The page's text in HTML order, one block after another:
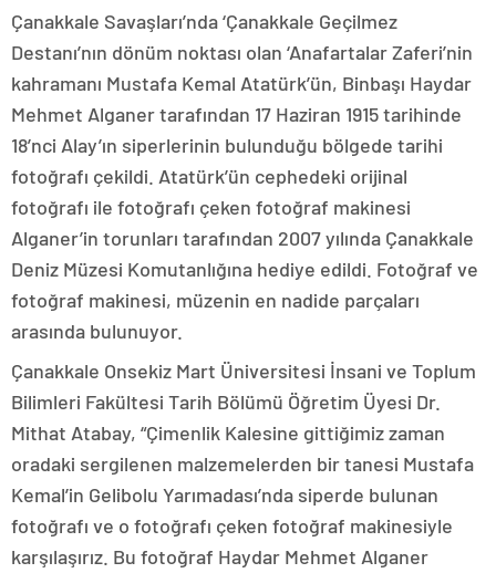
Çanakkale Savaşları’nda ‘Çanakkale Geçilmez
Destanı’nın dönüm noktası olan ‘Anafartalar Zaferi’nin
kahramanı Mustafa Kemal Atatürk’ün, Binbaşı Haydar
Mehmet Alganer tarafından 17 Haziran 1915 tarihinde
18’nci Alay’ın siperlerinin bulunduğu bölgede tarihi
fotoğrafı çekildi. Atatürk’ün cephedeki orijinal
fotoğrafı ile fotoğrafı çeken fotoğraf makinesi
Alganer’in torunları tarafından 2007 yılında Çanakkale
Deniz Müzesi Komutanlığına hediye edildi. Fotoğraf ve
fotoğraf makinesi, müzenin en nadide parçaları
arasında bulunuyor.
Çanakkale Onsekiz Mart Üniversitesi İnsani ve Toplum
Bilimleri Fakültesi Tarih Bölümü Öğretim Üyesi Dr.
Mithat Atabay, “Çimenlik Kalesine gittiğimiz zaman
oradaki sergilenen malzemelerden bir tanesi Mustafa
Kemal’in Gelibolu Yarımadası’nda siperde bulunan
fotoğrafı ve o fotoğrafı çeken fotoğraf makinesiyle
karşılaşırız. Bu fotoğraf Haydar Mehmet Alganer